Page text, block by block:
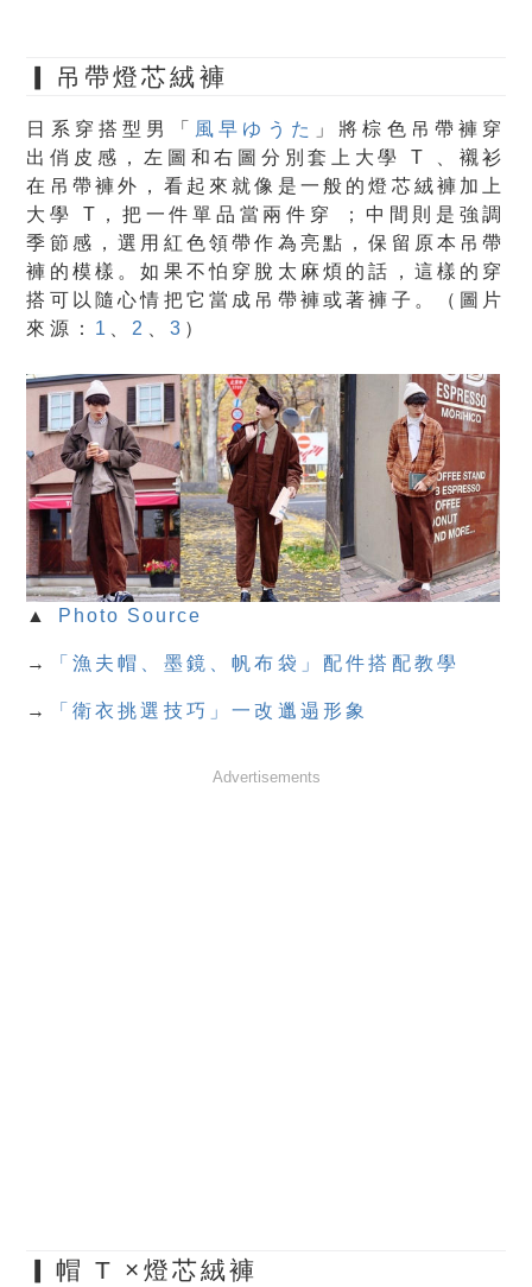
▎吊帶燈芯絨褲
日系穿搭型男「 風早ゆうた
」將棕色吊帶褲穿
出俏皮感，左圖和右圖分別套上大學 T 、襯衫
在吊帶褲外，看起來就像是一般的燈芯絨褲加上
大學 T，把一件單品當兩件穿 ；中間則是強調
季節感，選用紅色領帶作為亮點，保留原本吊帶
褲的模樣。如果不怕穿脫太麻煩的話，這樣的穿
搭可以隨心情把它當成吊帶褲或著褲子。（圖片
來源： 1 2 3 ）
▲ Photo Source
→ 「漁夫帽、墨鏡、帆布袋」配件搭配教學
→ 「衛衣挑選技巧」一改邋遢形象
Advertisements
▎帽 T ×燈芯絨褲